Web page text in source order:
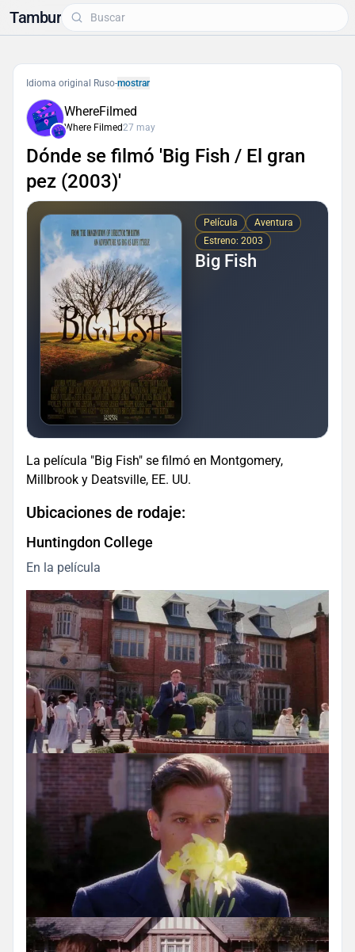
Tambur
Idioma original Ruso-mostrar
WhereFilmed
Where Filmed27 may
Dónde se filmó 'Big Fish / El gran
pez (2003)'
Película
Aventura
Estreno: 2003
Big Fish
La película "Big Fish" se filmó en Montgomery,
Millbrook y Deatsville, EE. UU.
Ubicaciones de rodaje:
Huntingdon College
En la película